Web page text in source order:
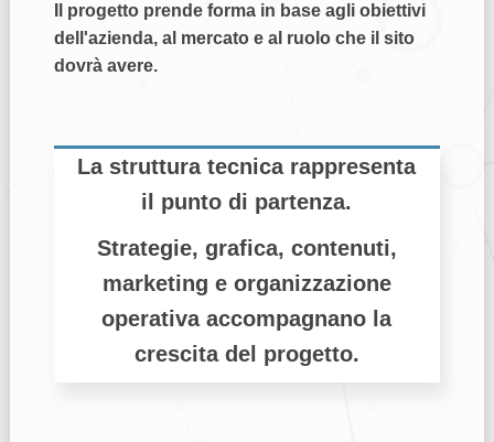
Il progetto prende forma in base agli obiettivi
dell'azienda, al mercato e al ruolo che il sito
dovrà avere.
La struttura tecnica rappresenta
il punto di partenza.
Strategie, grafica, contenuti,
marketing e organizzazione
operativa accompagnano la
crescita del progetto.